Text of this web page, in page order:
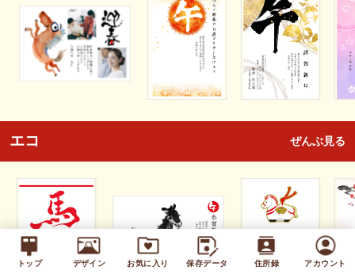
トップ デザイン お気に入り 保存データ 住所録 アカウント
エコ ぜんぶ見る